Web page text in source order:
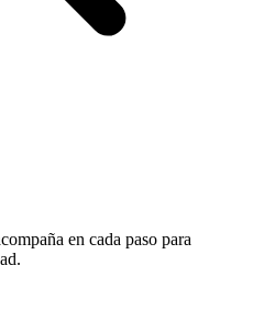
en cada paso para